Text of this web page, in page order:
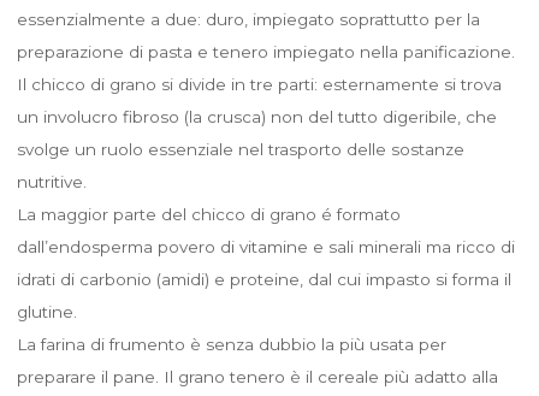
essenzialmente a due: duro, impiegato soprattutto per la
preparazione di pasta e tenero impiegato nella panificazione.
Il chicco di grano si divide in tre parti: esternamente si trova
un involucro fibroso (la crusca) non del tutto digeribile, che
svolge un ruolo essenziale nel trasporto delle sostanze
nutritive.
La maggior parte del chicco di grano é formato
dall’endosperma povero di vitamine e sali minerali ma ricco di
idrati di carbonio (amidi) e proteine, dal cui impasto si forma il
glutine.
La farina di frumento è senza dubbio la più usata per
preparare il pane. Il grano tenero è il cereale più adatto alla